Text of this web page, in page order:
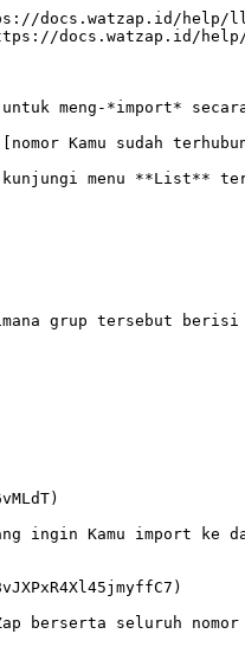
docs.watzap.id/help/
docs.watzap.id/
meng-*import*
Kamu sudah
kunjungi menu
grup tersebut berisi
ingin Kamu import ke
berserta seluruh